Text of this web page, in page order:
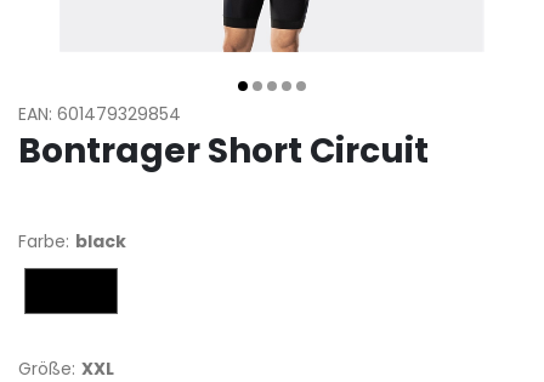
EAN: 601479329854
Bontrager Short Circuit
Farbe: black
Größe: XXL